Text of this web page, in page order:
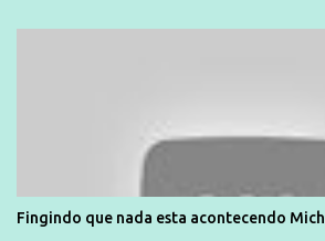
são vítimas de violência, estão em situação
direitos violados. Leia mais: Anistia
solução do caso Amarildo - Terra Brasil
Fingindo que nada esta acontecendo